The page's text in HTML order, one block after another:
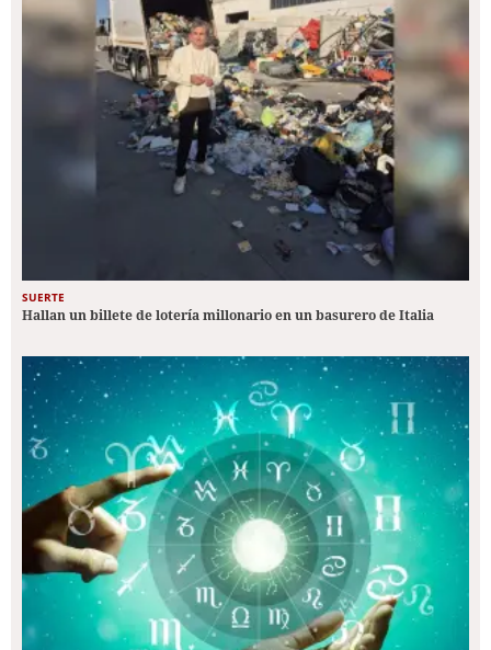
SUERTE
Hallan un billete de lotería millonario en un basurero de Italia